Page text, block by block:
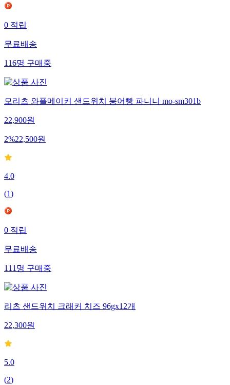
0 적립
무료배송
116명 구매중
모리츠 와플메이커 샌드위치 붕어빵 파니니 mo-sm301b
22,900원
2%22,500원
4.0
(1)
0 적립
무료배송
111 명 구매중
리츠 샌드위치 크래커 치즈 96gx12개
22,300원
5.0
(2)